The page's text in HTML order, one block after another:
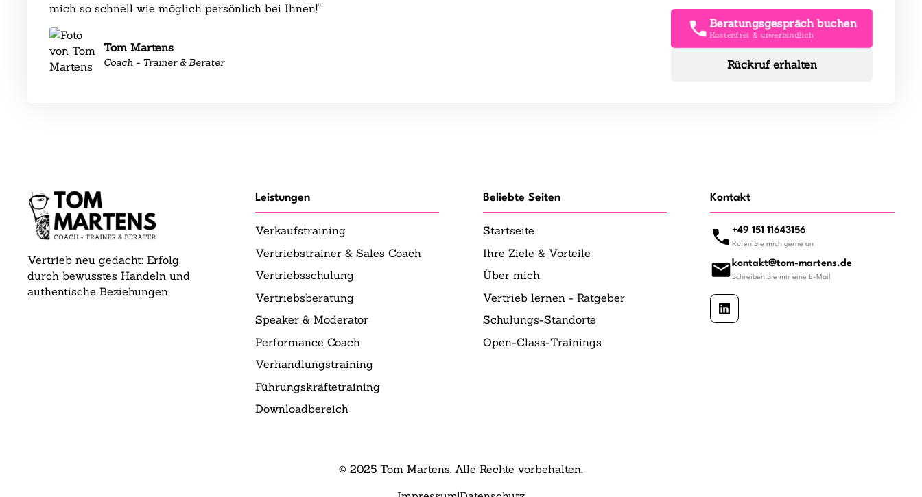
mich so schnell wie möglich persönlich bei Ihnen!“
Tom Martens
Coach - Trainer & Berater
Beratungsgespräch buchen
Kostenfrei & unverbindlich
Rückruf erhalten
Vertrieb neu gedacht: Erfolg
durch bewusstes Handeln und
authentische Beziehungen.
Leistungen
Verkaufstraining
Vertriebstrainer & Sales Coach
Vertriebsschulung
Vertriebsberatung
Speaker & Moderator
Performance Coach
Verhandlungstraining
Führungskräftetraining
Downloadbereich
Beliebte Seiten
Startseite
Ihre Ziele & Vorteile
Über mich
Vertrieb lernen - Ratgeber
Schulungs-Standorte
Open-Class-Trainings
Kontakt
+49 151 11643156
Rufen Sie mich gerne an
kontakt@tom-martens.de
Schreiben Sie mir eine E-Mail
© 2025 Tom Martens. Alle Rechte vorbehalten.